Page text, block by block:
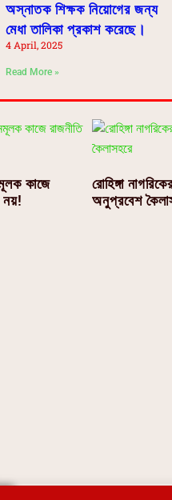
অস্নাতক শিক্ষক নিয়োগের জন্য
মেধা তালিকা প্রকাশ করেছে।
4 April, 2025
Read More »
কাজে
নয়!
রোহিঙ্গা
অনুপ্রবেশ